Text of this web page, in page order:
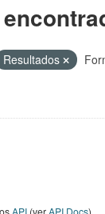
Resultados
API(verAPI Docs).